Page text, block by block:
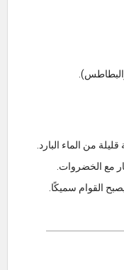
من الماء البارد.
مع الخضروات.
القوام سميكًا.